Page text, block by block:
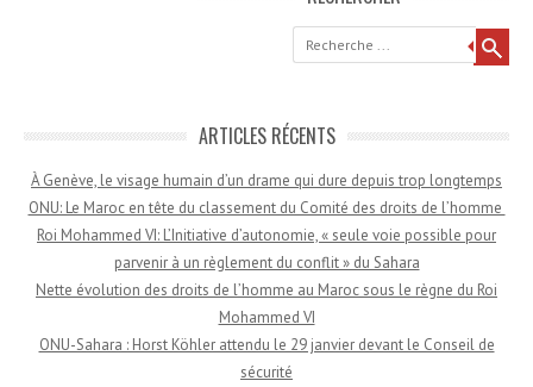
Recherche
ARTICLES RÉCENTS
À Genève, le visage humain d’un drame qui dure depuis trop longtemps
ONU: Le Maroc en tête du classement du Comité des droits de l’homme
Roi Mohammed VI: L’Initiative d’autonomie, « seule voie possible pour
parvenir à un règlement du conflit » du Sahara
Nette évolution des droits de l’homme au Maroc sous le règne du Roi
Mohammed VI
ONU-Sahara : Horst Köhler attendu le 29 janvier devant le Conseil de
sécurité